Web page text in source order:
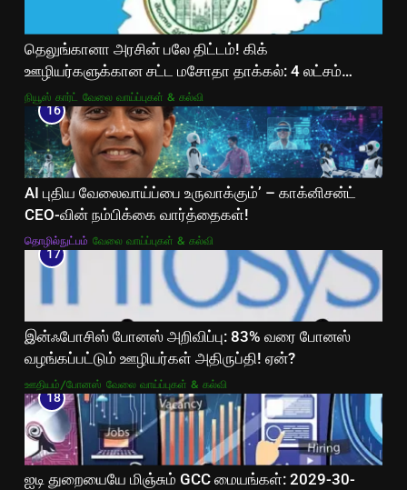
தெலுங்கானா அரசின் பலே திட்டம்! கிக்
ஊழியர்களுக்கான சட்ட மசோதா தாக்கல்: 4 லட்சம்
ஊழியர்களுக்கு சமூகப் பாதுகாப்பு உறுதி!
நியூஸ் கார்ட் வேலை வாய்ப்புகள் & கல்வி
16
AI புதிய வேலைவாய்ப்பை உருவாக்கும்’ – காக்னிசன்ட்
CEO-வின் நம்பிக்கை வார்த்தைகள்!
தொழில்நுட்பம் வேலை வாய்ப்புகள் & கல்வி
17
இன்ஃபோசிஸ் போனஸ் அறிவிப்பு: 83% வரை போனஸ்
வழங்கப்பட்டும் ஊழியர்கள் அதிருப்தி! ஏன்?
ஊதியம்/போனஸ் வேலை வாய்ப்புகள் & கல்வி
18
ஐடி துறையையே மிஞ்சும் GCC மையங்கள்: 2029-30-